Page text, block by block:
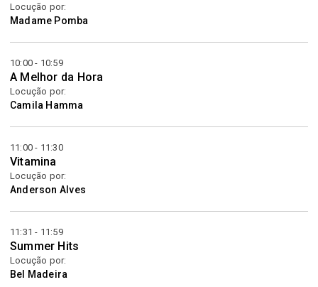
Locução por:
Madame Pomba
10:00 - 10:59
A Melhor da Hora
Locução por:
Camila Hamma
11:00 - 11:30
Vitamina
Locução por:
Anderson Alves
11:31 - 11:59
Summer Hits
Locução por:
Bel Madeira